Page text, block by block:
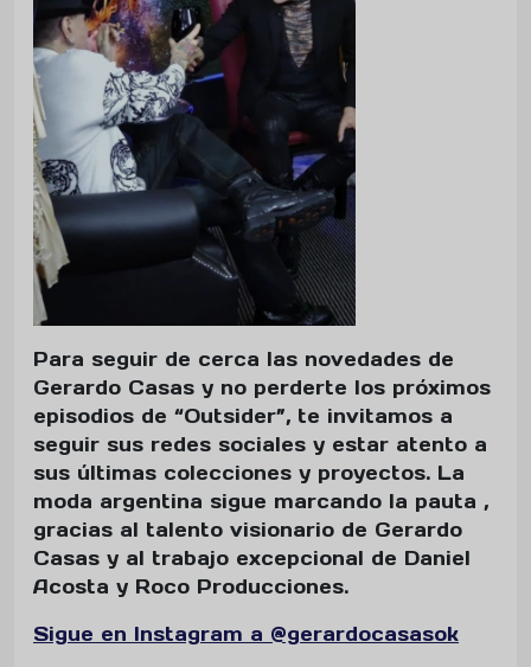
Para seguir de cerca las novedades de
Gerardo Casas y no perderte los próximos
episodios de “Outsider”, te invitamos a
seguir sus redes sociales y estar atento a
sus últimas colecciones y proyectos. La
moda argentina sigue marcando la pauta ,
gracias al talento visionario de Gerardo
Casas y al trabajo excepcional de Daniel
Acosta y Roco Producciones.
Sigue en Instagram a @gerardocasasok